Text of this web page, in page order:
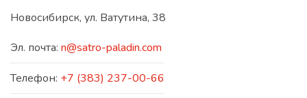
Новосибирск, ул. Ватутина, 38
Эл. почта: n@satro-paladin.com
Телефон: +7 (383) 237-00-66